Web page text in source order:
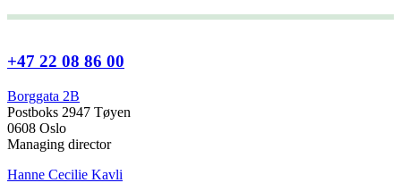
+47 22 08 86 00
Borggata 2B
Postboks 2947 Tøyen
0608 Oslo
Managing director
Hanne Cecilie Kavli